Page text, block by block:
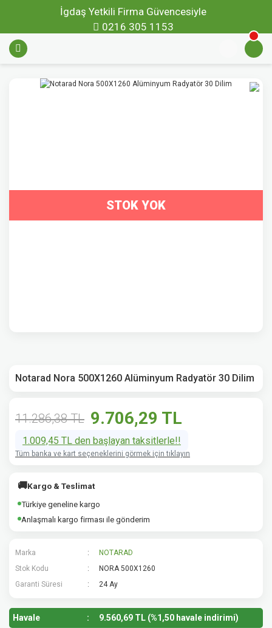
İgdaş Yetkili Firma Güvencesiyle
0216 305 1153
STOK YOK
Notarad Nora 500X1260 Alüminyum Radyatör 30 Dilim
11.286,38 TL 9.706,29 TL
1.009,45 TL den başlayan taksitlerle!!
Tüm banka ve kart seçeneklerini görmek için tıklayın
🚚Kargo & Teslimat
Türkiye geneline kargo
Anlaşmalı kargo firması ile gönderim
Marka
NOTARAD
Stok Kodu
NORA 500X1260
Garanti Süresi
24 Ay
Havale 9.560,69 TL (%1,50 havale indirimi)